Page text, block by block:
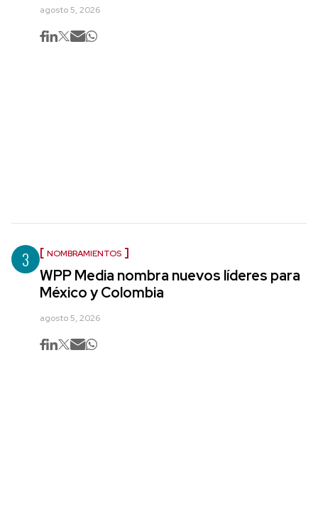
agosto 5, 2026
3 NOMBRAMIENTOS
WPP Media nombra nuevos líderes para
México y Colombia
agosto 5, 2026